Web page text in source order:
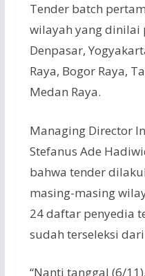
Tender batch
wilayah yang dinilai
Denpasar,
Raya, Bogor Raya,
Medan Raya.
Managing Director
Stefanus Ade
bahwa tender
masing-masing
24 daftar penyedia
sudah terseleksi
“Nanti tanggal (6/